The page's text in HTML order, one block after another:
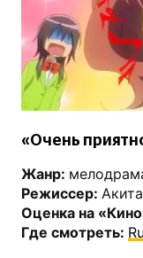
«Очень
Жанр:
Режиссер:
Оценка на
Где смотреть: